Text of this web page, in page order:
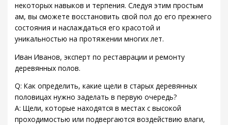
некоторых навыков и терпения. Следуя этим простым
ам, вы сможете восстановить свой пол до его прежнего
состояния и наслаждаться его красотой и
уникальностью на протяжении многих лет.
Иван Иванов, эксперт по реставрации и ремонту
деревянных полов.
Q: Как определить, какие щели в старых деревянных
половицах нужно заделать в первую очередь?
A: Щели, которые находятся в местах с высокой
проходимостью или подвергаются воздействию влаги,